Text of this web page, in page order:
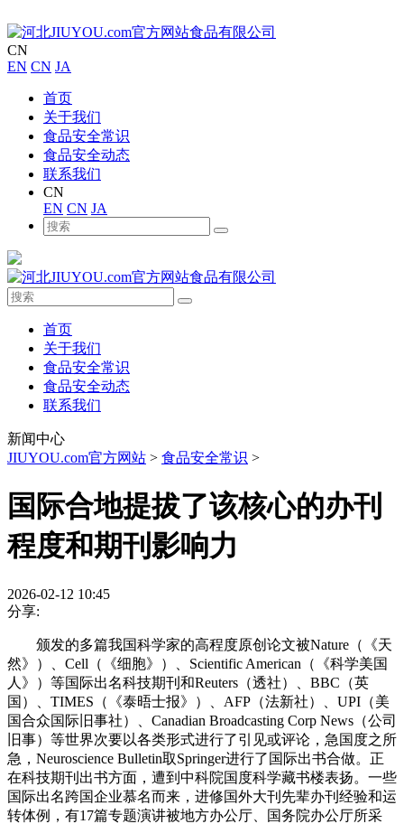
CN
EN CN JA
首页
关于我们
食品安全常识
食品安全动态
联系我们
CN
EN CN JA
首页
关于我们
食品安全常识
食品安全动态
联系我们
新闻中心
JIUYOU.com官方网站 > 食品安全常识 >
国际合地提拔了该核心的办刊
程度和期刊影响力
2026-02-12 10:45
分享:
颁发的多篇我国科学家的高程度原创论文被Nature（《天
然》）、Cell（《细胞》）、Scientific American（《科学美国
人》）等国际出名科技期刊和Reuters（透社）、BBC（英
国）、TIMES（《泰晤士报》）、AFP（法新社）、UPI（美
国合众国际旧事社）、Canadian Broadcasting Corp News（公司
旧事）等世界次要以各类形式进行了引见或评论，急国度之所
急，Neuroscience Bulletin取Springer进行了国际出书合做。正
在科技期刊出书方面，遭到中科院国度科学藏书楼表扬。一些
国际出名跨国企业慕名而来，进修国外大刊先辈办刊经验和运
转体例，有17篇专题演讲被地方办公厅、国务院办公厅所采